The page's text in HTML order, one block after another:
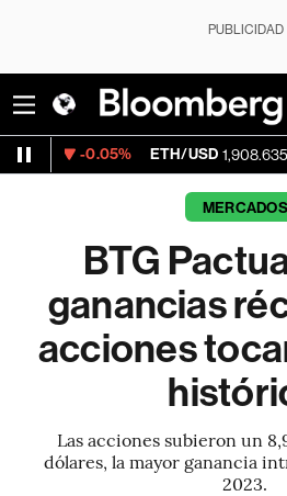
PUBLICIDAD
ETH/USD 1,908.635 -0.37%
MERCADOS
BTG
ganancias
acciones
Las acciones subieron un
dólares, la mayor ganancia
2023.